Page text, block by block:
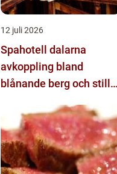
12 juli 2026
Spahotell dalarna
avkoppling bland
blånande berg och stilla